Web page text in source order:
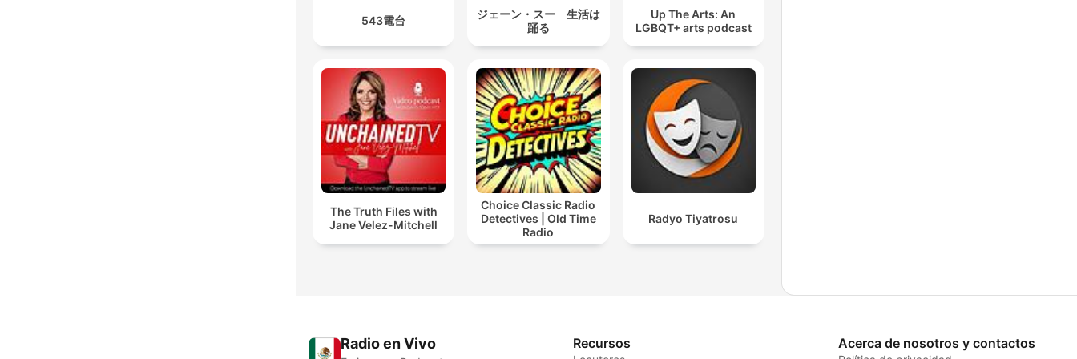
543電台
ジェーン・スー 生活は
踊る
Up The Arts: An
LGBQT+ arts podcast
The Truth Files with
Jane Velez-Mitchell
Choice Classic Radio
Detectives | Old Time
Radio
Radyo Tiyatrosu
Radio en Vivo Recursos Acerca de nosotros y contactos